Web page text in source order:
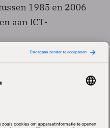
1985 en 2006
aan ICT-
burgers en
de Nederlandse
van een 'Open